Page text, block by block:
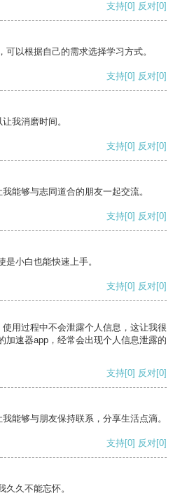
支持[0] 反对[0]
以根据自己的需求选择学习方式。
支持[0] 反对[0]
我消磨时间。
支持[0] 反对[0]
能够与志同道合的朋友一起交流。
支持[0] 反对[0]
小白也能快速上手。
支持[0] 反对[0]
用过程中不会泄露个人信息，这让我很
加速器app，经常会出现个人信息泄露的
支持[0] 反对[0]
能够与朋友保持联系，分享生活点滴。
支持[0] 反对[0]
久不能忘怀。